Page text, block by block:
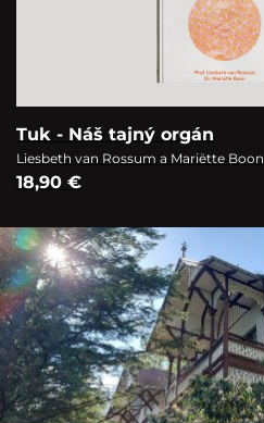
Tuk - Náš tajný orgán
Liesbeth van Rossum a Mariëtte Boon
18,90 €